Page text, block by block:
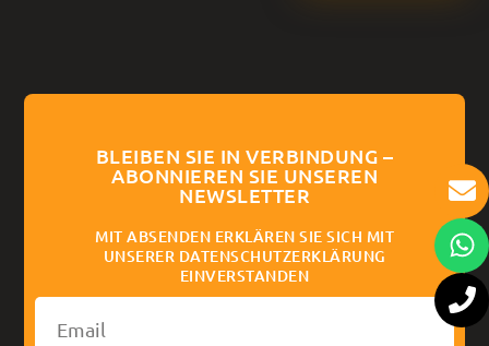
BLEIBEN SIE IN VERBINDUNG –
ABONNIEREN SIE UNSEREN
NEWSLETTER
MIT ABSENDEN ERKLÄREN SIE SICH MIT
UNSERER DATENSCHUTZERKLÄRUNG
EINVERSTANDEN